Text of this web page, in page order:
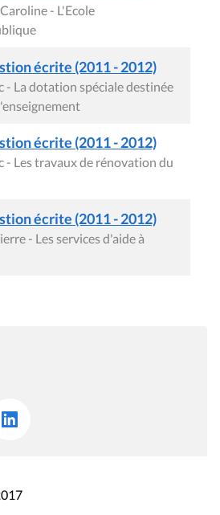
- L'Ecole
écrite (2011 - 2012)
- La dotation spéciale destinée
écrite (2011 - 2012)
- Les travaux de rénovation du
écrite (2011 - 2012)
- Les services d'aide à